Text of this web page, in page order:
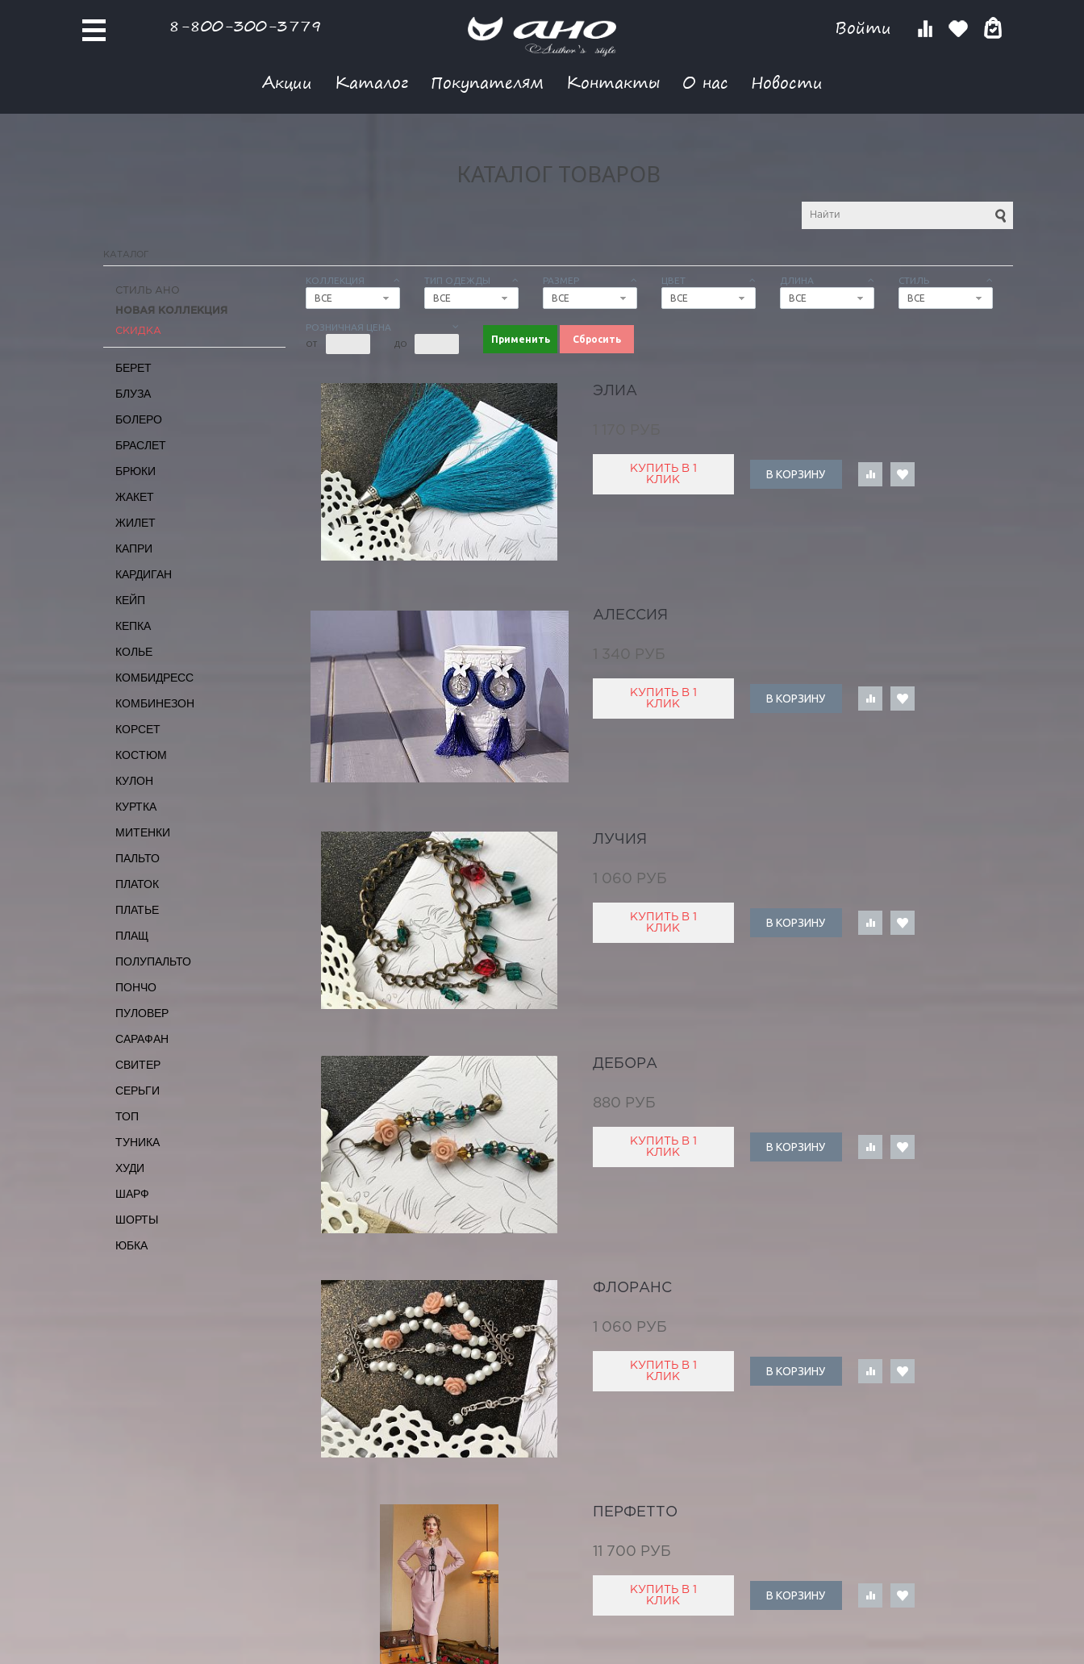
8-800-300-3779 Войти
Акции Каталог Покупателям Контакты О нас Новости
КАТАЛОГ ТОВАРОВ
КАТАЛОГ
КОЛЛЕКЦИЯ
ВСЕ
ТИП ОДЕЖДЫ
ВСЕ
РАЗМЕР
ВСЕ
ЦВЕТ
ВСЕ
ДЛИНА
ВСЕ
СТИЛЬ
ВСЕ
РОЗНИЧНАЯ ЦЕНА
ОТ ДО Применить Сбросить
СТИЛЬ АНО
НОВАЯ КОЛЛЕКЦИЯ
СКИДКА
БЕРЕТ
БЛУЗА
БОЛЕРО
БРАСЛЕТ
БРЮКИ
ЖАКЕТ
ЖИЛЕТ
КАПРИ
КАРДИГАН
КЕЙП
КЕПКА
КОЛЬЕ
КОМБИДРЕСС
КОМБИНЕЗОН
КОРСЕТ
КОСТЮМ
КУЛОН
КУРТКА
МИТЕНКИ
ПАЛЬТО
ПЛАТОК
ПЛАТЬЕ
ПЛАЩ
ПОЛУПАЛЬТО
ПОНЧО
ПУЛОВЕР
САРАФАН
СВИТЕР
СЕРЬГИ
ТОП
ТУНИКА
ХУДИ
ШАРФ
ШОРТЫ
ЮБКА
ЭЛИА
КУПИТЬ В 1
КЛИК
В КОРЗИНУ
АЛЕССИЯ
1 340 РУБ
КУПИТЬ В 1
КЛИК
В КОРЗИНУ
ЛУЧИЯ
1 060 РУБ
КУПИТЬ В 1
КЛИК
В КОРЗИНУ
ДЕБОРА
880 РУБ
КУПИТЬ В 1
КЛИК
В КОРЗИНУ
ФЛОРАНС
1 060 РУБ
КУПИТЬ В 1
КЛИК
В КОРЗИНУ
ПЕРФЕТТО
11 700 РУБ
КУПИТЬ В 1
КЛИК
В КОРЗИНУ